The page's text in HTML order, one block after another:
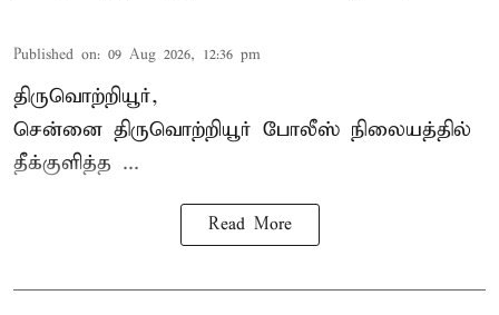
Published on: 09 Aug 2026, 12:36 pm
திருவொற்றியூர்,
சென்னை திருவொற்றியூர் போலீஸ் நிலையத்தில்
தீக்குளித்த ...
Read More